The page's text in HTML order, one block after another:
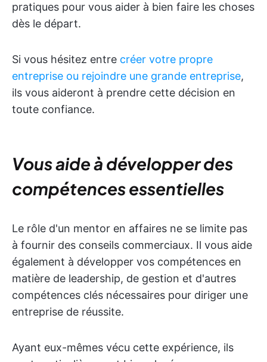
pratiques pour vous aider à bien faire les choses
dès le départ.
Si vous hésitez entre créer votre propre
entreprise ou rejoindre une grande entreprise,
ils vous aideront à prendre cette décision en
toute confiance.
Vous aide à développer des
compétences essentielles
Le rôle d'un mentor en affaires ne se limite pas
à fournir des conseils commerciaux. Il vous aide
également à développer vos compétences en
matière de leadership, de gestion et d'autres
compétences clés nécessaires pour diriger une
entreprise de réussite.
Ayant eux-mêmes vécu cette expérience, ils